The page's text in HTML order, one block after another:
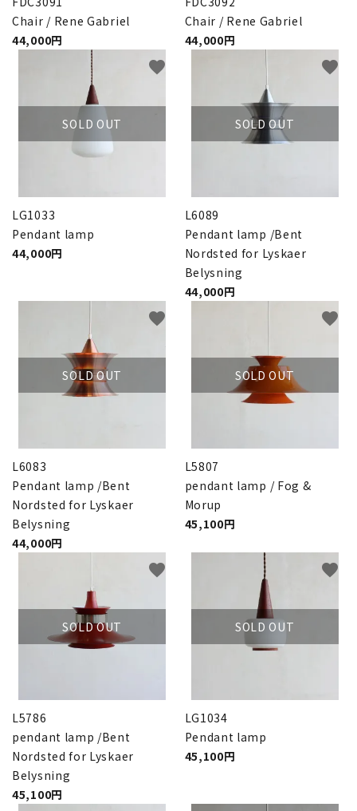
Chair / Rene Gabriel
44,000円
Chair / Rene Gabriel
44,000円
SOLD OUT
LG1033
Pendant lamp
44,000円
favorite
SOLD OUT
L6089
Pendant lamp /Bent
Nordsted for Lyskaer
Belysning
44,000円
favorite
SOLD OUT
L6083
Pendant lamp /Bent
Nordsted for Lyskaer
Belysning
44,000円
favorite
SOLD OUT
L5807
pendant lamp / Fog &
Morup
45,100円
favorite
SOLD OUT
L5786
pendant lamp /Bent
Nordsted for Lyskaer
Belysning
45,100円
favorite
SOLD OUT
LG1034
Pendant lamp
45,100円
favorite